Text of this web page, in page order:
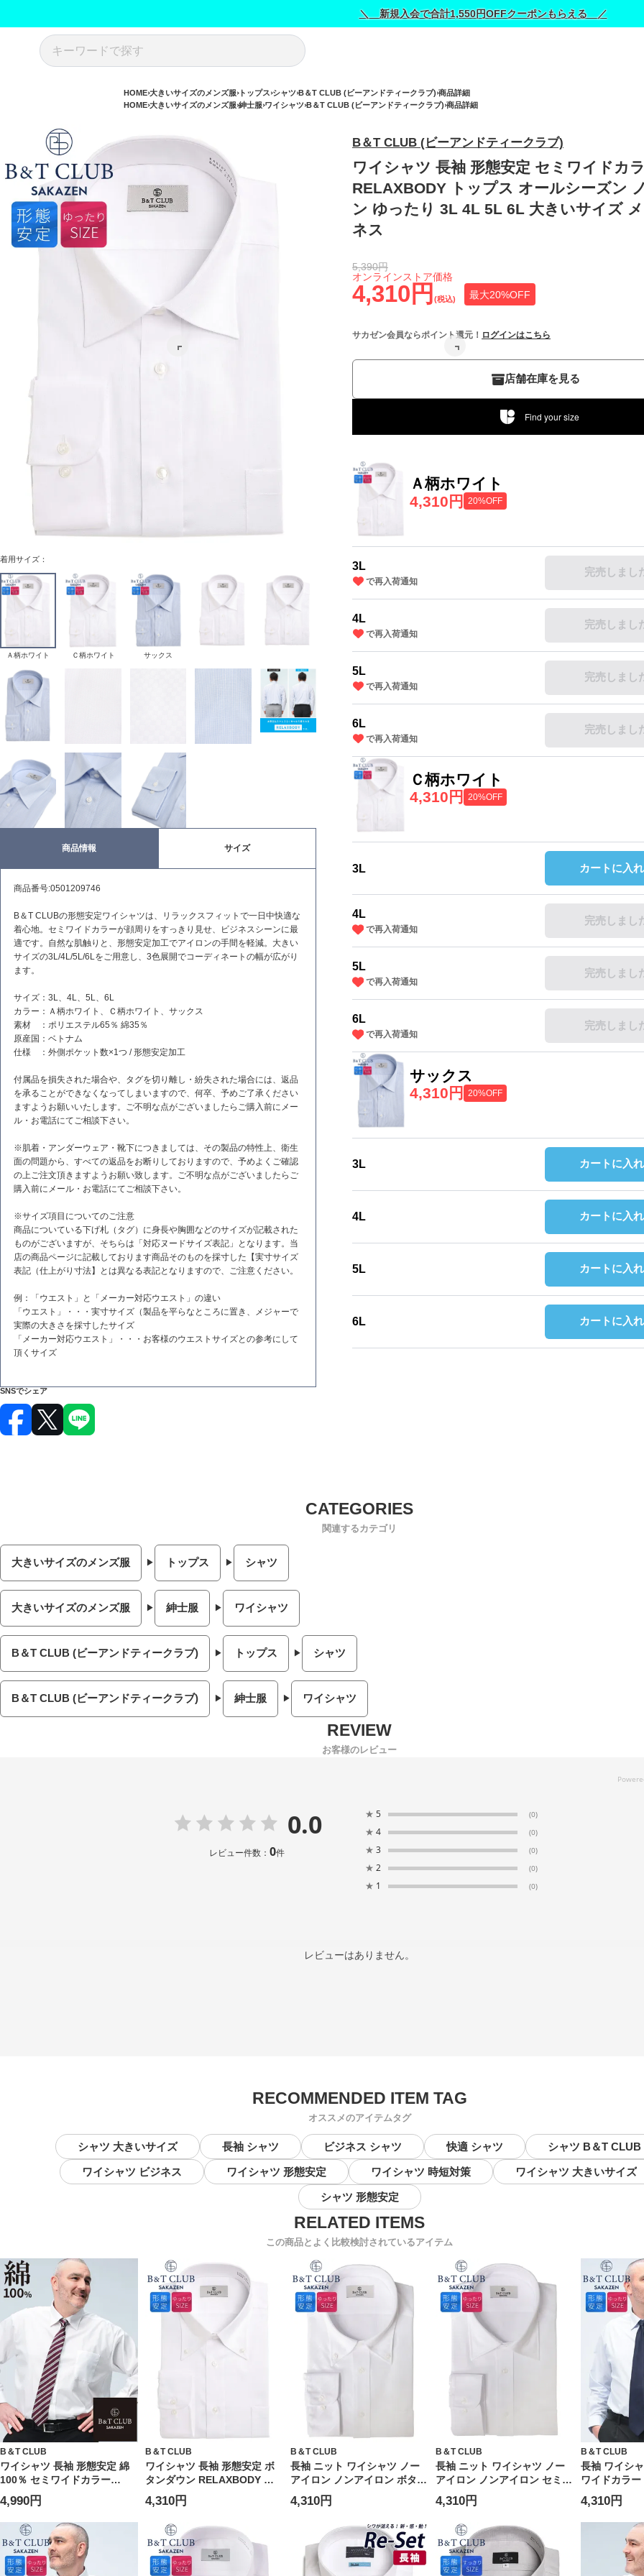
＼ 新規入会で合計1,550円OFFクーポンもらえる ／
HOME 大きいサイズのメンズ服 トップス シャツ B＆T CLUB (ビーアンドティークラブ) 商品詳細
HOME 大きいサイズのメンズ服 紳士服 ワイシャツ B＆T CLUB (ビーアンドティークラブ) 商品詳細
B＆T CLUB (ビーアンドティークラブ)
ワイシャツ 長袖 形態安定 セミワイドカ
RELAXBODY トップス オールシーズン
ン ゆったり 3L 4L 5L 6L 大きいサイズ
ネス
4,310円 (税込) 最大20%OFF
オンラインストア価格
5,390円
サカゼン会員ならポイント還元！ ログインはこちら
店舗在庫を見る
Find your size
Ａ柄ホワイト
4,310円
20%OFF
3L
で再入荷通知
完売しまし
4L
で再入荷通知
完売しまし
5L
で再入荷通知
完売しまし
6L
で再入荷通知
完売しまし
Ｃ柄ホワイト
4,310円
20%OFF
3L カートに入
4L
で再入荷通知
完売しまし
5L
で再入荷通知
完売しまし
6L
で再入荷通知
完売しまし
サックス
4,310円
20%OFF
3L カートに入
4L カートに入
5L カートに入
6L カートに入
着用サイズ：
Ａ柄ホワイト Ｃ柄ホワイト サックス
商品情報 サイズ
商品番号:0501209746
B＆T CLUBの形態安定ワイシャツは、リラックスフィットで一日中快適な
着心地。セミワイドカラーが顔周りをすっきり見せ、ビジネスシーンに最
適です。自然な肌触りと、形態安定加工でアイロンの手間を軽減。大きい
サイズの3L/4L/5L/6Lをご用意し、3色展開でコーディネートの幅が広がり
ます。
サイズ：3L、4L、5L、6L
カラー：Ａ柄ホワイト、Ｃ柄ホワイト、サックス
素材 ：ポリエステル65％ 綿35％
原産国：ベトナム
仕様 ：外側ポケット数×1つ / 形態安定加工
付属品を損失された場合や、タグを切り離し・紛失された場合には、返品
を承ることができなくなってしまいますので、何卒、予めご了承ください
ますようお願いいたします。ご不明な点がございましたらご購入前にメー
ル・お電話にてご相談下さい。
※肌着・アンダーウェア・靴下につきましては、その製品の特性上、衛生
面の問題から、すべての返品をお断りしておりますので、予めよくご確認
の上ご注文頂きますようお願い致します。ご不明な点がございましたらご
購入前にメール・お電話にてご相談下さい。
※サイズ項目についてのご注意
商品についている下げ札（タグ）に身長や胸囲などのサイズが記載された
ものがございますが、そちらは「対応ヌードサイズ表記」となります。当
店の商品ページに記載しております商品そのものを採寸した【実寸サイズ
表記（仕上がり寸法】とは異なる表記となりますので、ご注意ください。
例：「ウエスト」と「メーカー対応ウエスト」の違い
「ウエスト」・・・実寸サイズ（製品を平らなところに置き、メジャーで
実際の大きさを採寸したサイズ
「メーカー対応ウエスト」・・・お客様のウエストサイズとの参考にして
頂くサイズ
SNSでシェア
関連するカテゴリ
大きいサイズのメンズ服 トップス シャツ
大きいサイズのメンズ服 紳士服 ワイシャツ
B＆T CLUB (ビーアンドティークラブ) トップス シャツ
B＆T CLUB (ビーアンドティークラブ) 紳士服 ワイシャツ
お客様のレビュー
0.0
レビュー件数： 0件
★ 5 (0)
★ 4 (0)
★ 3 (0)
★ 2 (0)
★ 1 (0)
レビューはありません。
オススメのアイテムタグ
シャツ 大きいサイズ 長袖 シャツ ビジネス シャツ 快適 シャツ シャツ B＆T CLUB
ワイシャツ ビジネス ワイシャツ 形態安定 ワイシャツ 時短対策 ワイシャツ 大きいサイズ
シャツ 形態安定
この商品とよく比較検討されているアイテム
B＆T CLUB
ワイシャツ 長袖 形態安定 綿
100％ セミワイドカラー
RELAXBODYトップス オール
シーズン ノーアイロン ゆった
り 大きいサイズ メンズ ビジ
ネス
4,990円
B＆T CLUB
ワイシャツ 長袖 形態安定 ボ
タンダウン RELAXBODY ト
ップス オールシーズン ノーア
イロン ゆったり 3L 4L 5L 6L
4,310円
B＆T CLUB
長袖 ニット ワイシャツ ノー
アイロン ノンアイロン ボタン
ダウン RELAXBODY ビジネ
ス オールシーズン 大きいサイ
4,310円
B＆T CLUB
長袖 ニット ワイシャツ ノー
アイロン ノンアイロン セミワ
イドカラー RELAXBODY ビ
ジネス オールシーズン 大きい
4,310円
B＆T CLUB
長袖 ワイシ
ワイドカラ
トップス 柄
イロン大き
ジネス
4,310円